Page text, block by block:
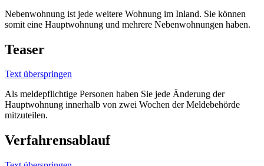
Nebenwohnung ist jede weitere Wohnung im Inland. Sie können
somit eine Hauptwohnung und mehrere Nebenwohnungen haben.
Teaser
Text überspringen
Als meldepflichtige Personen haben Sie jede Änderung der
Hauptwohnung innerhalb von zwei Wochen der Meldebehörde
mitzuteilen.
Verfahrensablauf